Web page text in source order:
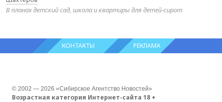
В планах детский сад, школа и квартиры для детей‑сирот
КОНТАКТЫ РЕКЛАМА
© 2002 — 2026 «Сибирское Агентство Новостей»
Возрастная категория Интернет-сайта 18 +